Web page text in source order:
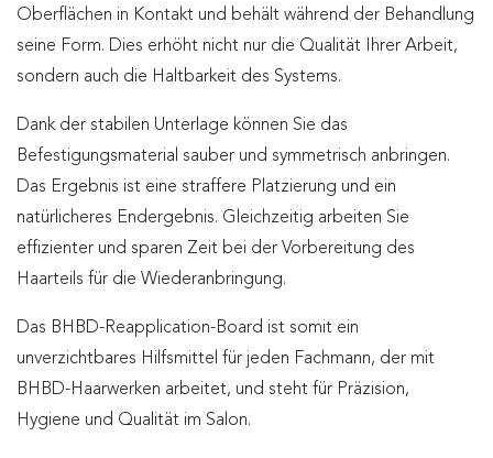
Oberflächen in Kontakt und behält während der Behandlung
seine Form. Dies erhöht nicht nur die Qualität Ihrer Arbeit,
sondern auch die Haltbarkeit des Systems.
Dank der stabilen Unterlage können Sie das
Befestigungsmaterial sauber und symmetrisch anbringen.
Das Ergebnis ist eine straffere Platzierung und ein
natürlicheres Endergebnis. Gleichzeitig arbeiten Sie
effizienter und sparen Zeit bei der Vorbereitung des
Haarteils für die Wiederanbringung.
Das BHBD-Reapplication-Board ist somit ein
unverzichtbares Hilfsmittel für jeden Fachmann, der mit
BHBD-Haarwerken arbeitet, und steht für Präzision,
Hygiene und Qualität im Salon.